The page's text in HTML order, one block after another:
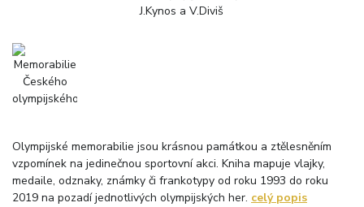
Olympijské memorabilie jsou krásnou památkou a ztělesněním
vzpomínek na jedinečnou sportovní akci. Kniha mapuje vlajky,
medaile, odznaky, známky či frankotypy od roku 1993 do roku
2019 na pozadí jednotlivých olympijských her. celý popis